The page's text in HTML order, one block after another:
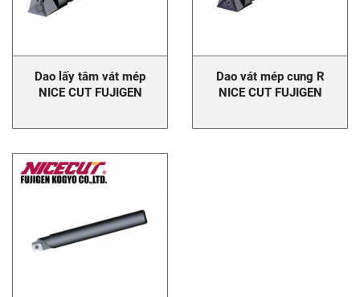
Dao lấy tâm vát mép
NICE CUT FUJIGEN
NICECUT
Dao vát mép cung R
NICE CUT FUJIGEN